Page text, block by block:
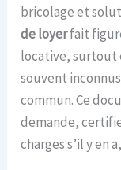
bricolage et
de loyerfait
locative, surtout
souvent
commun. Ce
demande,
charges s’il y en